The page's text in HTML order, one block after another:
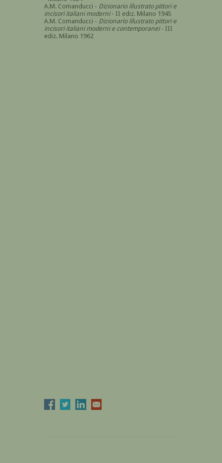
A.M. Comanducci - Dizionario illustrato pittori e
incisori italiani moderni- II ediz. Milano 1945
A.M. Comanducci - Dizionario illustrato pittori e
incisori italiani moderni e contemporanei- III
ediz. Milano 1962